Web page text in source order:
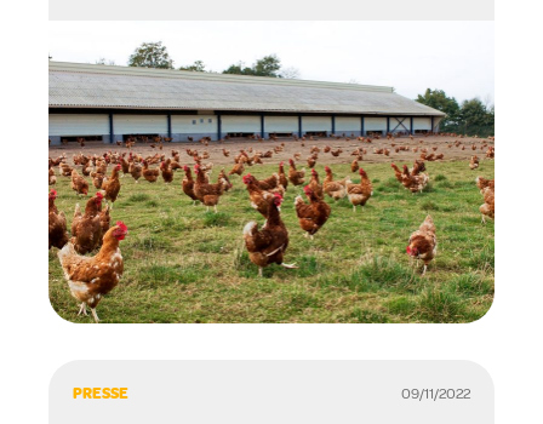
PRESSE 09/11/2022